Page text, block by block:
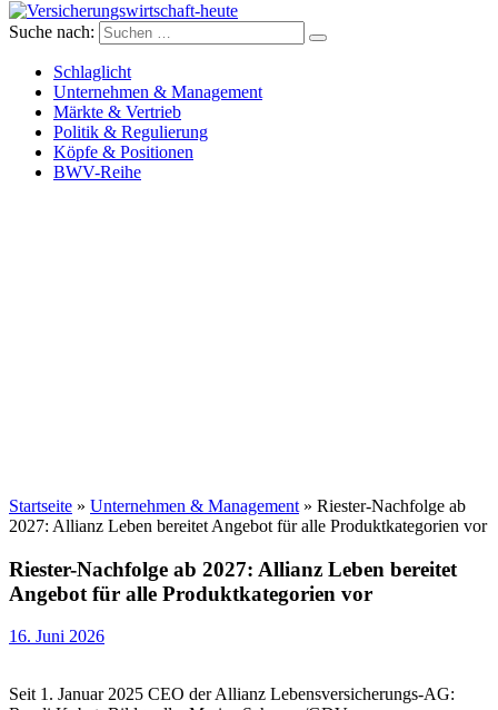
Versicherungswirtschaft-heute
Suche nach:
Schlaglicht
Unternehmen & Management
Märkte & Vertrieb
Politik & Regulierung
Köpfe & Positionen
BWV-Reihe
Startseite » Unternehmen & Management » Riester-Nachfolge ab
2027: Allianz Leben bereitet Angebot für alle Produktkategorien vor
Riester-Nachfolge ab 2027: Allianz Leben bereitet
Angebot für alle Produktkategorien vor
16. Juni 2026
Seit 1. Januar 2025 CEO der Allianz Lebensversicherungs-AG: